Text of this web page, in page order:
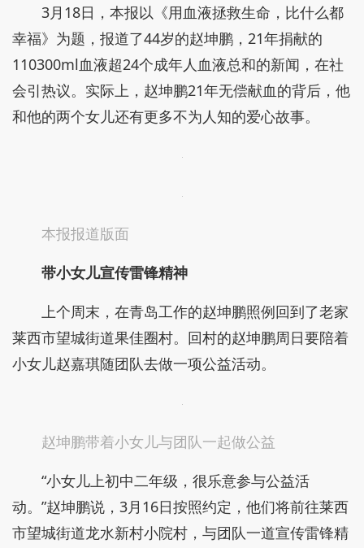
3月18日，本报以《用血液拯救生命，比什么都
幸福》为题，报道了44岁的赵坤鹏，21年捐献的
110300ml血液超24个成年人血液总和的新闻，在社
会引热议。实际上，赵坤鹏21年无偿献血的背后，他
和他的两个女儿还有更多不为人知的爱心故事。
本报报道版面
带小女儿宣传雷锋精神
上个周末，在青岛工作的赵坤鹏照例回到了老家
莱西市望城街道果佳圈村。回村的赵坤鹏周日要陪着
小女儿赵嘉琪随团队去做一项公益活动。
赵坤鹏带着小女儿与团队一起做公益
“小女儿上初中二年级，很乐意参与公益活
动。”赵坤鹏说，3月16日按照约定，他们将前往莱西
市望城街道龙水新村小院村，与团队一道宣传雷锋精